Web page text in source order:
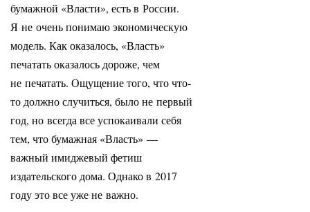
бумажной «Власти», есть в России.
Я не очень понимаю экономическую
модель. Как оказалось, «Власть»
печатать оказалось дороже, чем
не печатать. Ощущение того, что что-
то должно случиться, было не первый
год, но всегда все успокаивали себя
тем, что бумажная «Власть» —
важный имиджевый фетиш
издательского дома. Однако в 2017
году это все уже не важно.